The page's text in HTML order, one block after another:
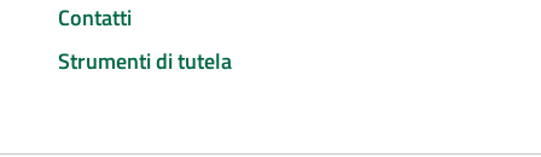
Contatti
Strumenti di tutela